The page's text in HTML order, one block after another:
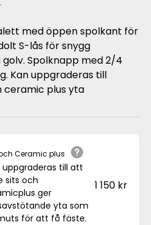
med öppen spolkant för
S-lås för snygg
Spolknapp med 2/4
Kan uppgraderas till
ceramic plus yta
Ceramic plus
till att
sits och
ger
yta som
för att få fäste.
1 150 kr